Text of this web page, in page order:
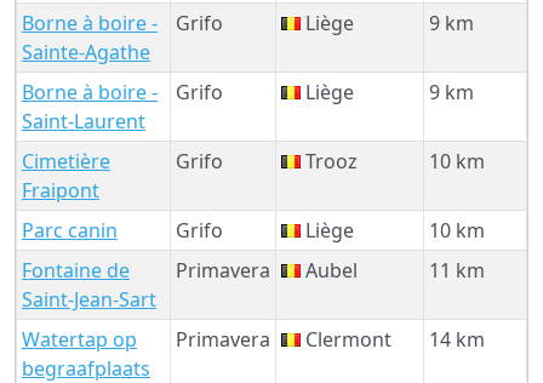
Borne à boire -
Sainte-Agathe
Grifo Liège 9 km
Borne à boire -
Saint-Laurent
Grifo Liège 9 km
Cimetière
Fraipont
Grifo Trooz 10 km
Parc canin Grifo Liège
10 km
Fontaine de
Saint-Jean-Sart
Primavera Aubel 11 km
Watertap op
begraafplaats
Primavera Clermont 14 km